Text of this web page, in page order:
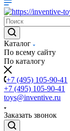
Каталог
По всему сайту
По каталогу
+7 (495) 105-90-41
+7 (495) 105-90-41
toys@inventive.ru
Заказать звонок